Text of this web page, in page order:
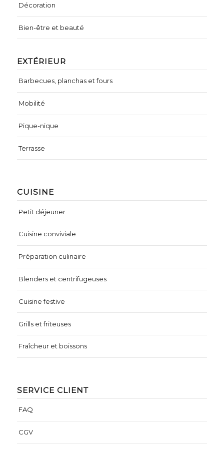
CUISINE
Petit déjeuner
Cuisine conviviale
Préparation culinaire
Blenders et centrifugeuses
Cuisine festive
Grills et friteuses
Fraîcheur et boissons
Décoration
Bien-être et beauté
EXTÉRIEUR
Barbecues, planchas et fours
Mobilité
Pique-nique
Terrasse
SERVICE CLIENT
FAQ
CGV